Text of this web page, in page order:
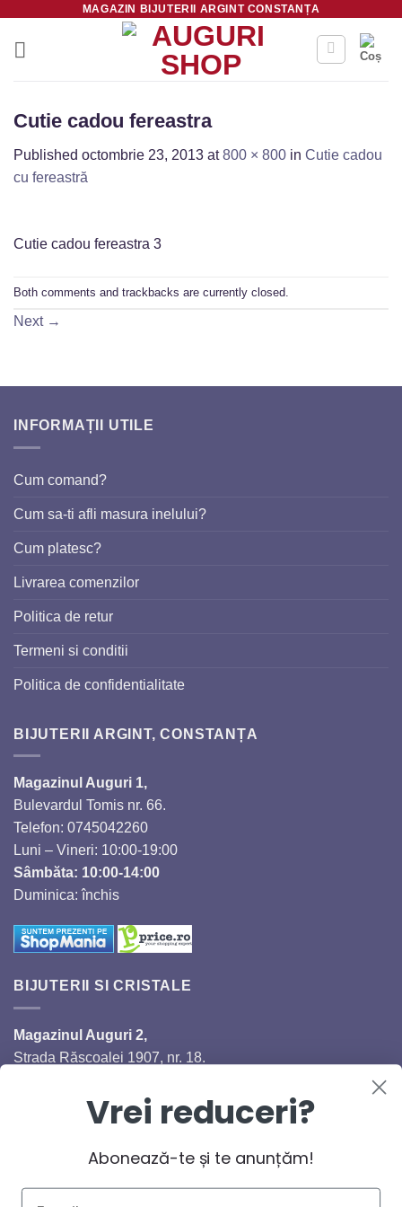
content
MAGAZIN BIJUTERII ARGINT CONSTANȚA
Cutie cadou fereastra
Published octombrie 23, 2013 at800 × 800 in Cutie cadou
cu fereastră
Cutie cadou fereastra 3
Both comments and trackbacks are currently closed.
Next →
INFORMAȚII UTILE
Cum comand?
Cum sa-ti afli masura inelului?
Cum platesc?
Livrarea comenzilor
Politica de retur
Termeni si conditii
Politica de confidentialitate
BIJUTERII ARGINT, CONSTANȚA
Magazinul Auguri 1,
Bulevardul Tomis nr. 66.
Telefon: 0745042260
Luni – Vineri: 10:00-19:00
Sâmbăta: 10:00-14:00
Duminica: închis
BIJUTERII SI CRISTALE
Magazinul Auguri 2,
Strada Răscoalei 1907, nr. 18.
Luni – Vineri: 10:00-18:00
Sâmbăta: 10:00-14:00Vrei reduceri?
Abonează-te și te anunțăm!